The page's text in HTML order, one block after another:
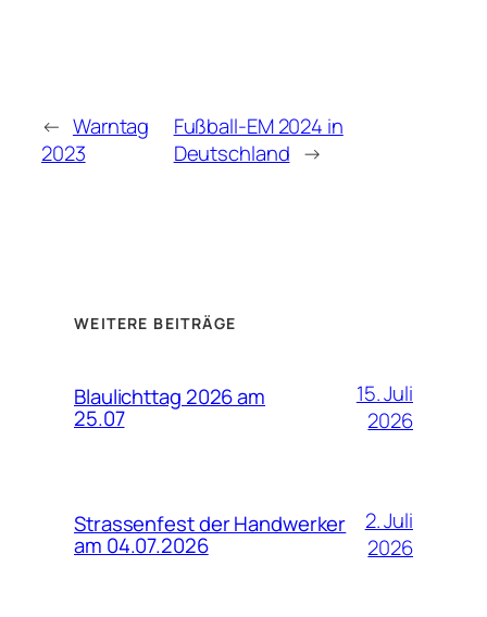
← Warntag
2023
Fußball-EM 2024 in
Deutschland →
WEITERE BEITRÄGE
Blaulichttag 2026 am
25.07
15. Juli
2026
Strassenfest der Handwerker
am 04.07.2026
2. Juli
2026